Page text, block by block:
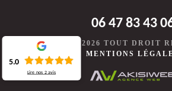
06 47 83 43
©2020-2026 TOUT DROIT
MENTIONS
5.0
Lire nos 2avis